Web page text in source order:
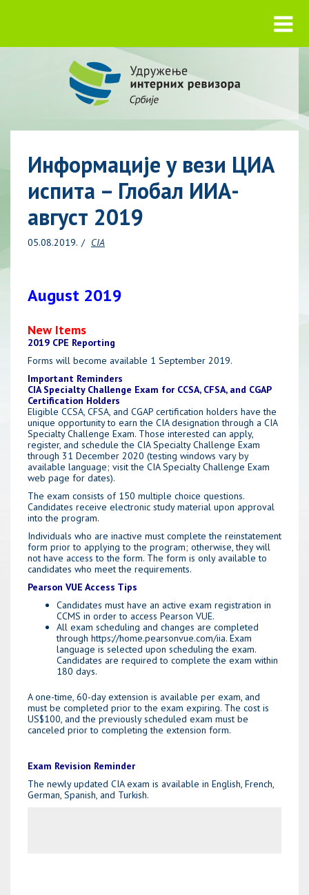
Информације у вези ЦИА
испита – Глобал ИИА-
август 2019
05.08.2019. CIA
August 2019
New Items
2019 CPE Reporting
Forms will become available 1 September 2019.
Important Reminders
CIA Specialty Challenge Exam for CCSA, CFSA, and CGAP
Certification Holders
Eligible CCSA, CFSA, and CGAP certification holders have the
unique opportunity to earn the CIA designation through a CIA
Specialty Challenge Exam. Those interested can apply,
register, and schedule the CIA Specialty Challenge Exam
through 31 December 2020 (testing windows vary by
available language; visit the CIA Specialty Challenge Exam
web page for dates).
The exam consists of 150 multiple choice questions.
Candidates receive electronic study material upon approval
into the program.
Individuals who are inactive must complete the reinstatement
form prior to applying to the program; otherwise, they will
not have access to the form. The form is only available to
candidates who meet the requirements.
Pearson VUE Access Tips
Candidates must have an active exam registration in
CCMS in order to access Pearson VUE.
All exam scheduling and changes are completed
through https://home.pearsonvue.com/iia. Exam
language is selected upon scheduling the exam.
Candidates are required to complete the exam within
180 days.
A one-time, 60-day extension is available per exam, and
must be completed prior to the exam expiring. The cost is
US$100, and the previously scheduled exam must be
canceled prior to completing the extension form.
Exam Revision Reminder
The newly updated CIA exam is available in English, French,
German, Spanish, and Turkish.